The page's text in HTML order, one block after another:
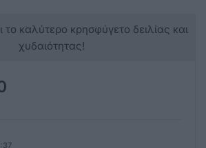
το καλύτερο κρησφύγετο δειλίας και
χυδαιότητας!